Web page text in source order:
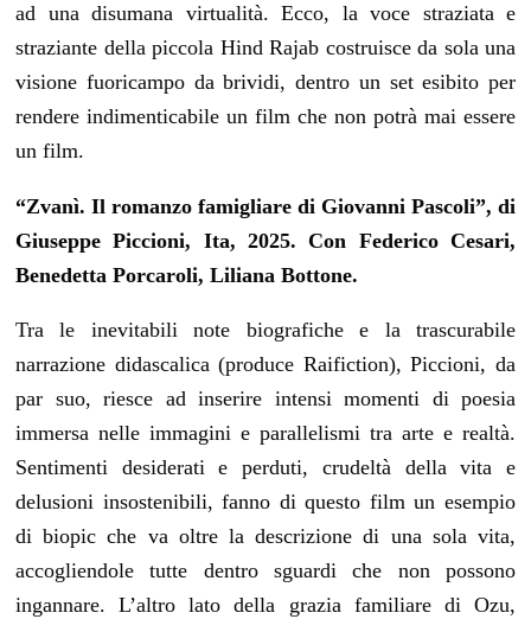
ad una disumana virtualità. Ecco, la voce straziata e
straziante della piccola Hind Rajab costruisce da sola una
visione fuoricampo da brividi, dentro un set esibito per
rendere indimenticabile un film che non potrà mai essere
un film.
“Zvanì. Il romanzo famigliare di Giovanni Pascoli”, di
Giuseppe Piccioni, Ita, 2025. Con Federico Cesari,
Benedetta Porcaroli, Liliana Bottone.
Tra le inevitabili note biografiche e la trascurabile
narrazione didascalica (produce Raifiction), Piccioni, da
par suo, riesce ad inserire intensi momenti di poesia
immersa nelle immagini e parallelismi tra arte e realtà.
Sentimenti desiderati e perduti, crudeltà della vita e
delusioni insostenibili, fanno di questo film un esempio
di biopic che va oltre la descrizione di una sola vita,
accogliendole tutte dentro sguardi che non possono
ingannare. L’altro lato della grazia familiare di Ozu,